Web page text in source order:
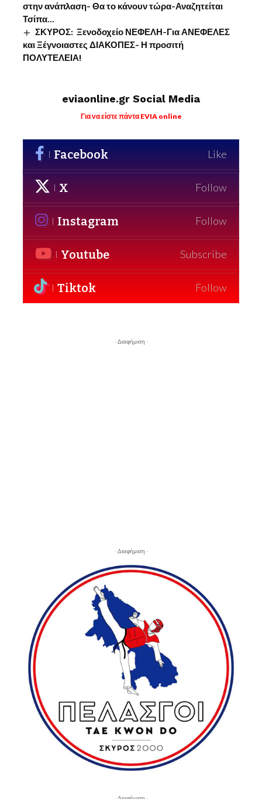
στην ανάπλαση- Θα το κάνουν τώρα-Αναζητείται
Τσίπα…
ΣΚΥΡΟΣ: Ξενοδοχείο ΝΕΦΕΛΗ-Για ΑΝΕΦΕΛΕΣ
και Ξέγνοιαστες ΔΙΑΚΟΠΕΣ- Η προσιτή
ΠΟΛΥΤΕΛΕΙΑ!
eviaonline.gr Social Media
Για να είστε πάντα EVIA online
Facebook Like
X Follow
Instagram Follow
Youtube Subscribe
Tiktok Follow
- Διαφήμιση -
- Διαφήμιση -